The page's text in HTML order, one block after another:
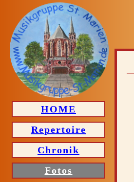
HOME
Repertoire
Chronik
Fotos